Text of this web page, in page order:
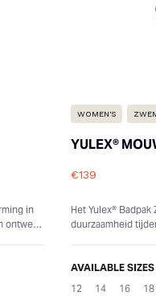
in
ontwerp
WOMEN'S
YULEX®
€139
Het Yulex®
duurzaamheid
AVAILABLE SIZES
12
14 16 18